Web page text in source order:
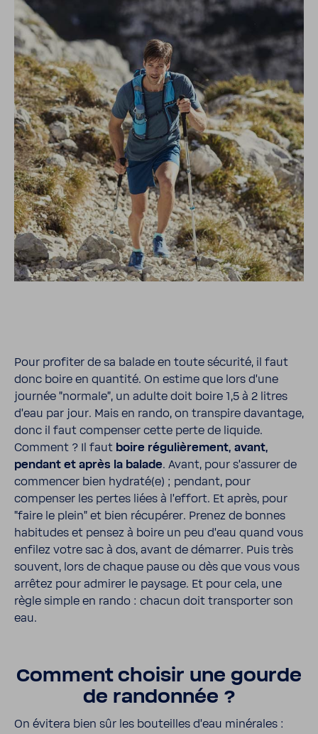
Pour profiter de sa balade en toute sécu­rité, il faut
donc boire en quan­tité. On estime que lors d'une
journée "normale", un adulte doit boire 1,5 à 2 litres
d'eau par jour. Mais en rando, on trans­pire davan­tage,
donc il faut compenser cette perte de liquide.
Comment ? Il faut boire régu­liè­re­ment, avant,
pendant et après la balade. Avant, pour s’as­surer de
commencer bien hydraté(e) ; pendant, pour
compenser les pertes liées à l’ef­fort. Et après, pour
"faire le plein" et bien récu­pérer. Prenez de bonnes
habi­tudes et pensez à boire un peu d'eau quand vous
enfilez votre sac à dos, avant de démarrer. Puis très
souvent, lors de chaque pause ou dès que vous vous
arrêtez pour admirer le paysage. Et pour cela, une
règle simple en rando : chacun doit trans­porter son
eau.
Comment choisir une gourde
de randonnée ?
On évitera bien sûr les bouteilles d'eau miné­rales :